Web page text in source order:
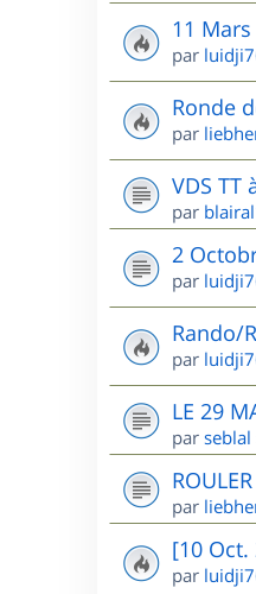
11 Mars
par
Ronde
par
VDS TT
par
2
par
Rando/
par
LE 29
par seblal
par
[10 Oct.
par